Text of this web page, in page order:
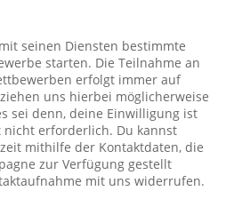
seinen Diensten bestimmte
starten. Die Teilnahme an
erfolgt immer auf
uns hierbei möglicherweise
sei denn, deine Einwilligung ist
nicht erforderlich. Du kannst
mithilfe der Kontaktdaten, die
zur Verfügung gestellt
mit uns widerrufen.